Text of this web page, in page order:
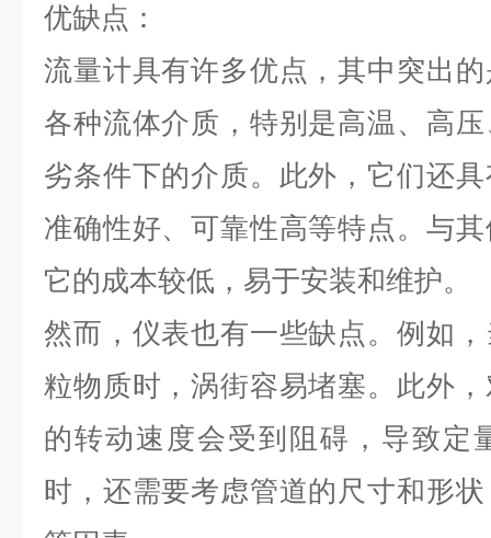
优缺点：
流量计具有许多优点，其中突出
各种流体介质，特别是高温、高
劣条件下的介质。此外，它们还
准确性好、可靠性高等特点。与
它的成本较低，易于安装和维护。
然而，仪表也有一些缺点。例如
粒物质时，涡街容易堵塞。此外
的转动速度会受到阻碍，导致定
时，还需要考虑管道的尺寸和形